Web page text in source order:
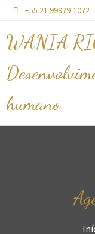
 +55 21 99979-1072
WANIA
humano